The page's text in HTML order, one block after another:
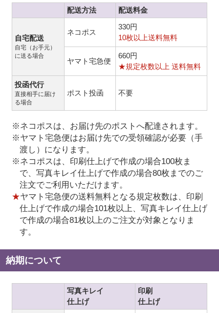
配送方法 配送料金
自宅配送
自宅（お手元）
に送る場合
ネコポス
330円
10枚以上送料無料
ヤマト宅急便
660円
★規定枚数以上 送料無料
投函代行
直接相手に届け
る場合
ポスト投函 不要
※ネコポスは、お届け先のポストへ配達されます。
※ヤマト宅急便はお届け先での受領確認が必要（手
渡し）になります。
※ネコポスは、印刷仕上げで作成の場合100枚ま
で、写真キレイ仕上げで作成の場合80枚までのご
注文でご利用いただけます。
★ヤマト宅急便の送料無料となる規定枚数は、印刷
仕上げで作成の場合101枚以上、写真キレイ仕上げ
で作成の場合81枚以上のご注文が対象となりま
す。
納期について
写真キレイ
仕上げ
印刷
仕上げ